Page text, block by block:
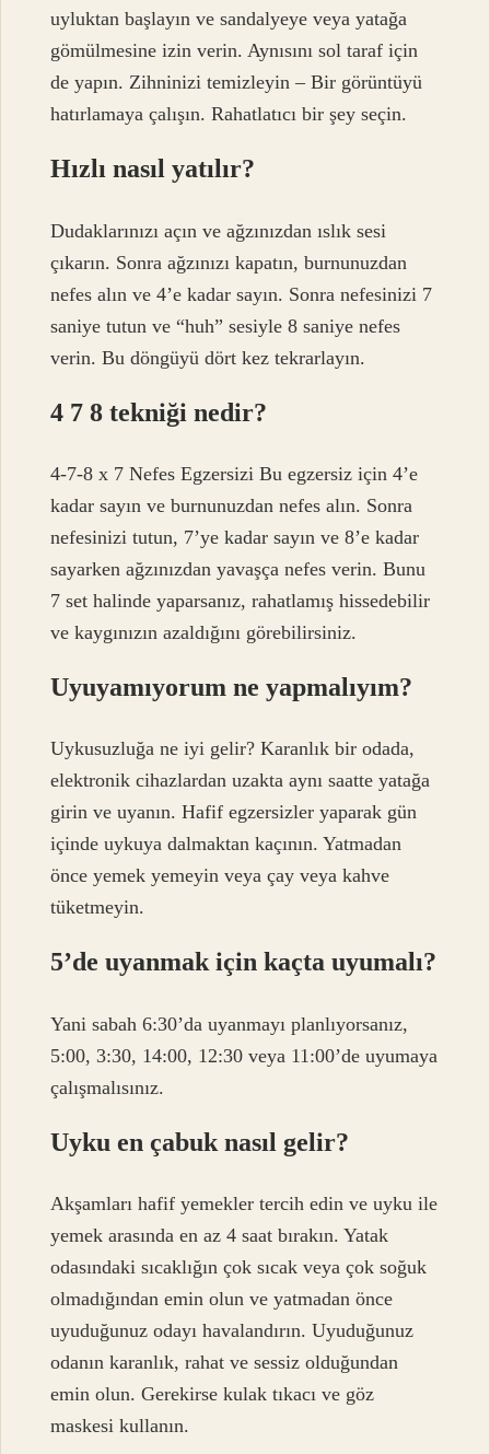
uyluktan başlayın ve sandalyeye veya yatağa
gömülmesine izin verin. Aynısını sol taraf için
de yapın. Zihninizi temizleyin – Bir görüntüyü
hatırlamaya çalışın. Rahatlatıcı bir şey seçin.
Hızlı nasıl yatılır?
Dudaklarınızı açın ve ağzınızdan ıslık sesi
çıkarın. Sonra ağzınızı kapatın, burnunuzdan
nefes alın ve 4’e kadar sayın. Sonra nefesinizi 7
saniye tutun ve “huh” sesiyle 8 saniye nefes
verin. Bu döngüyü dört kez tekrarlayın.
4 7 8 tekniği nedir?
4-7-8 x 7 Nefes Egzersizi Bu egzersiz için 4’e
kadar sayın ve burnunuzdan nefes alın. Sonra
nefesinizi tutun, 7’ye kadar sayın ve 8’e kadar
sayarken ağzınızdan yavaşça nefes verin. Bunu
7 set halinde yaparsanız, rahatlamış hissedebilir
ve kaygınızın azaldığını görebilirsiniz.
Uyuyamıyorum ne yapmalıyım?
Uykusuzluğa ne iyi gelir? Karanlık bir odada,
elektronik cihazlardan uzakta aynı saatte yatağa
girin ve uyanın. Hafif egzersizler yaparak gün
içinde uykuya dalmaktan kaçının. Yatmadan
önce yemek yemeyin veya çay veya kahve
tüketmeyin.
5’de uyanmak için kaçta uyumalı?
Yani sabah 6:30’da uyanmayı planlıyorsanız,
5:00, 3:30, 14:00, 12:30 veya 11:00’de uyumaya
çalışmalısınız.
Uyku en çabuk nasıl gelir?
Akşamları hafif yemekler tercih edin ve uyku ile
yemek arasında en az 4 saat bırakın. Yatak
odasındaki sıcaklığın çok sıcak veya çok soğuk
olmadığından emin olun ve yatmadan önce
uyuduğunuz odayı havalandırın. Uyuduğunuz
odanın karanlık, rahat ve sessiz olduğundan
emin olun. Gerekirse kulak tıkacı ve göz
maskesi kullanın.